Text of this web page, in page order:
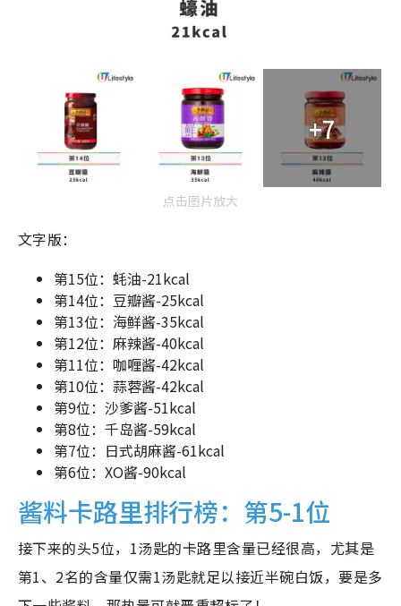
+7
点击图片放大
文字版：
第15位：蚝油-21kcal
第14位：豆瓣酱-25kcal
第13位：海鲜酱-35kcal
第12位：麻辣酱-40kcal
第11位：咖喱酱-42kcal
第10位：蒜蓉酱-42kcal
第9位：沙爹酱-51kcal
第8位：千岛酱-59kcal
第7位：日式胡麻酱-61kcal
第6位：XO酱-90kcal
酱料卡路里排行榜：第5-1位
接下来的头5位，1汤匙的卡路里含量已经很高，尤其是
第1、2名的含量仅需1汤匙就足以接近半碗白饭，要是多